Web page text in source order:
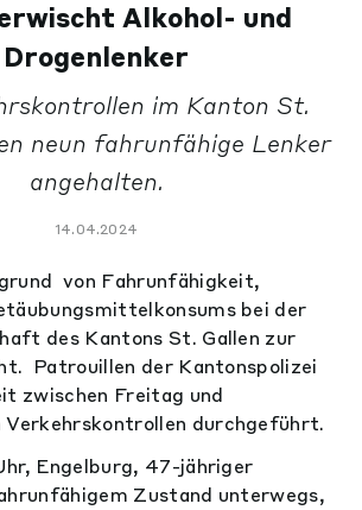
Alkohol- und
Drogenlenker
im Kanton St.
neun fahrunfähige Lenker
angehalten.
14.04.2024
von Fahrunfähigkeit,
bei der
des Kantons St. Gallen zur
Patrouillen der Kantonspolizei
zwischen Freitag und
Verkehrskontrollen durchgeführt.
Engelburg, 47-jähriger
Zustand unterwegs,